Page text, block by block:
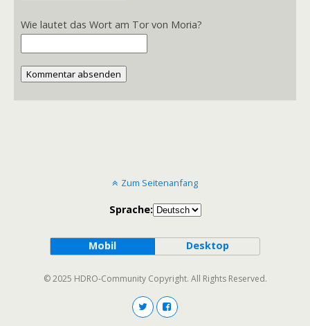
Wie lautet das Wort am Tor von Moria?
Kommentar absenden
Zum Seitenanfang
Sprache:
Mobil Desktop
© 2025 HDRO-Community Copyright. All Rights Reserved.